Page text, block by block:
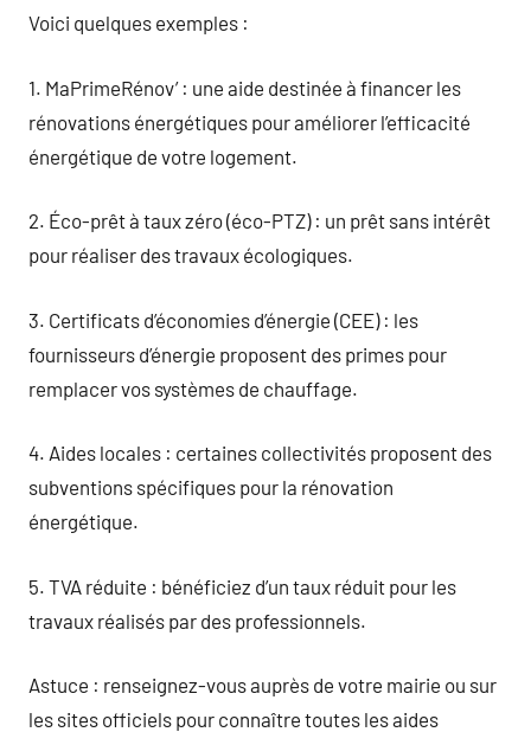
Voici quelques exemples :
1. MaPrimeRénov’ : une aide destinée à financer les
rénovations énergétiques pour améliorer l’efficacité
énergétique de votre logement.
2. Éco-prêt à taux zéro (éco-PTZ) : un prêt sans intérêt
pour réaliser des travaux écologiques.
3. Certificats d’économies d’énergie (CEE) : les
fournisseurs d’énergie proposent des primes pour
remplacer vos systèmes de chauffage.
4. Aides locales : certaines collectivités proposent des
subventions spécifiques pour la rénovation
énergétique.
5. TVA réduite : bénéficiez d’un taux réduit pour les
travaux réalisés par des professionnels.
Astuce : renseignez-vous auprès de votre mairie ou sur
les sites officiels pour connaître toutes les aides